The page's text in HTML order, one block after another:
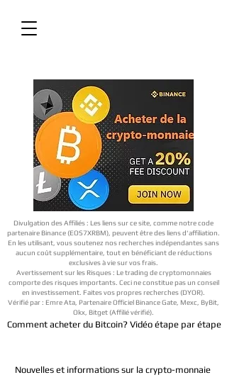
Comment acheter du Bitcoin? Vidéo étape par étape
Nouvelles et informations sur la crypto-monnaie
Divulgation des Affiliés : Les liens sur ce site, comme notre code
partenaire Binance (EOS7XRBM), peuvent être des liens d'affiliation.
En les utilisant, vous soutenez nos recherches indépendantes sans
aucun coût supplémentaire, tout en bénéficiant de réductions
exclusives à vie sur vos frais.
Avertissement sur les Risques : Le trading de cryptomonnaies
comporte des risques importants. Ceci ne constitue pas un conseil
en investissement. Faites vos propres recherches (DYOR).
Vérifié par : Emre Ata, Partenaire Officiel Binance Gate, Mexc, ByBit,
Okx, Bitget (Affilié vérifié).